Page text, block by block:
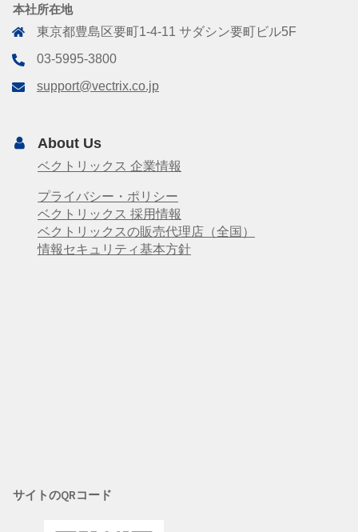
本社所在地
東京都豊島区要町1-4-11 サダシン要町ビル5F
03-5995-3800
support@vectrix.co.jp
About Us
ベクトリックス 企業情報
プライバシー・ポリシー
ベクトリックス 採用情報
ベクトリックスの販売代理店（全国）
情報セキュリティ基本方針
サイトのQRコード